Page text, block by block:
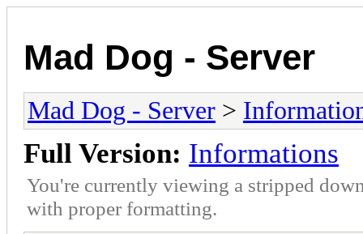
Mad Dog - Server
Mad Dog - Server >
Full Version: Informations
You're currently viewing a stripped
with proper formatting.